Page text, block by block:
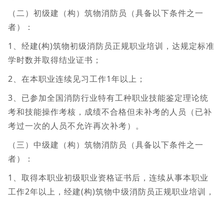
（二）初级建（构）筑物消防员（具备以下条件之一
者）：
1、经建(构)筑物初级消防员正规职业培训，达规定标准
学时数并取得结业证书；
2、在本职业连续见习工作1年以上；
3、已参加全国消防行业特有工种职业技能鉴定理论统
考和技能操作考核，成绩不合格但未补考的人员（已补
考过一次的人员不允许再次补考）。
（三）中级建（构）筑物消防员（具备以下条件之一
者）：
1、取得本职业初级职业资格证书后，连续从事本职业
工作2年以上，经建(构)筑物中级消防员正规职业培训，